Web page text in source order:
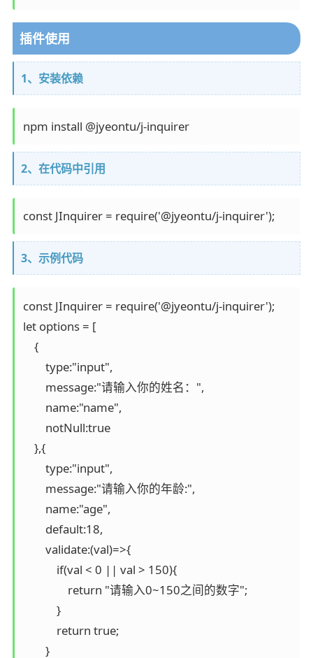
插件使用
1、安装依赖
npm install @jyeontu/j-inquirer
2、在代码中引用
const JInquirer = require('@jyeontu/j-inquirer');
3、示例代码
const JInquirer = require('@jyeontu/j-inquirer');
let options = [
    {
        type:"input",
        message:"请输入你的姓名：",
        name:"name",
        notNull:true
    },{
        type:"input",
        message:"请输入你的年龄:",
        name:"age",
        default:18,
        validate:(val)=>{
            if(val < 0 || val > 150){
                return "请输入0~150之间的数字";
            }
            return true;
        }